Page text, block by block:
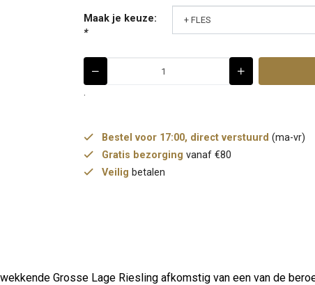
Maak je keuze:
*
.
Bestel voor 17:00, direct verstuurd (ma-vr)
Gratis bezorging vanaf €80
Veilig betalen
Grosse Lage Riesling afkomstig van een van de